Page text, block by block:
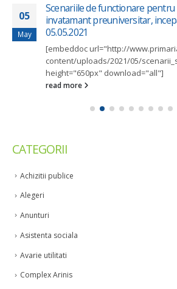
05
May
Scenariile de functionare
invatamant preuniversitar,
05.05.2021
[embeddoc url="http://
content/uploads/2021/05/
height="650px" download="all"]
read more
CATEGORII
Achizitii publice
Alegeri
Anunturi
Asistenta sociala
Avarie utilitati
Complex Arinis